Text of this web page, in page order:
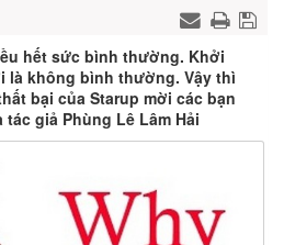
hết sức bình thường. Khởi
là không bình thường. Vậy thì
bại của Starup mời các bạn
giả Phùng Lê Lâm Hải